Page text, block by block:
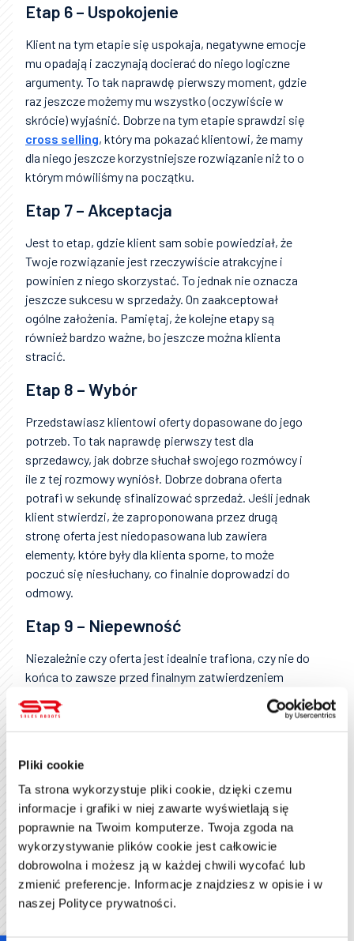
Pliki cookie
Ta strona wykorzystuje pliki cookie, dzięki czemu
informacje i grafiki w niej zawarte wyświetlają się
poprawnie na Twoim komputerze. Twoja zgoda na
wykorzystywanie plików cookie jest całkowicie
dobrowolna i możesz ją w każdej chwili wycofać lub
zmienić preferencje. Informacje znajdziesz w opisie i w
naszej Polityce prywatności.
Etap 6 – Uspokojenie
Klient na tym etapie się uspokaja, negatywne emocje
mu opadają i zaczynają docierać do niego logiczne
argumenty. To tak naprawdę pierwszy moment, gdzie
raz jeszcze możemy mu wszystko (oczywiście w
skrócie) wyjaśnić. Dobrze na tym etapie sprawdzi się
cross selling, który ma pokazać klientowi, że mamy
dla niego jeszcze korzystniejsze rozwiązanie niż to o
którym mówiliśmy na początku.
Etap 7 – Akceptacja
Jest to etap, gdzie klient sam sobie powiedział, że
Twoje rozwiązanie jest rzeczywiście atrakcyjne i
powinien z niego skorzystać. To jednak nie oznacza
jeszcze sukcesu w sprzedaży. On zaakceptował
ogólne założenia. Pamiętaj, że kolejne etapy są
również bardzo ważne, bo jeszcze można klienta
stracić.
Etap 8 – Wybór
Przedstawiasz klientowi oferty dopasowane do jego
potrzeb. To tak naprawdę pierwszy test dla
sprzedawcy, jak dobrze słuchał swojego rozmówcy i
ile z tej rozmowy wyniósł. Dobrze dobrana oferta
potrafi w sekundę sfinalizować sprzedaż. Jeśli jednak
klient stwierdzi, że zaproponowana przez drugą
stronę oferta jest niedopasowana lub zawiera
elementy, które były dla klienta sporne, to może
poczuć się niesłuchany, co finalnie doprowadzi do
odmowy.
Etap 9 – Niepewność
Niezależnie czy oferta jest idealnie trafiona, czy nie do
końca to zawsze przed finalnym zatwierdzeniem
pojawiają się wątpliwości i niepewność. Po głowie
klienta chodzą myśli „co jeśli dam się na coś złego
niepewności jest dużo więcej i są one dość naturalne.
Etap 10 – Zadowolenie
Na samym końcu jest jednak zadowolenie z udanej
transakcji. Pamiętajmy jednak, że w tym miejscu nie
powinna kończyć się relacja firmy z klientem. To
właściwie jest dopiero początek wspólnej drogi. To
pierwszy etap współpracy definiuje to, czy klient w